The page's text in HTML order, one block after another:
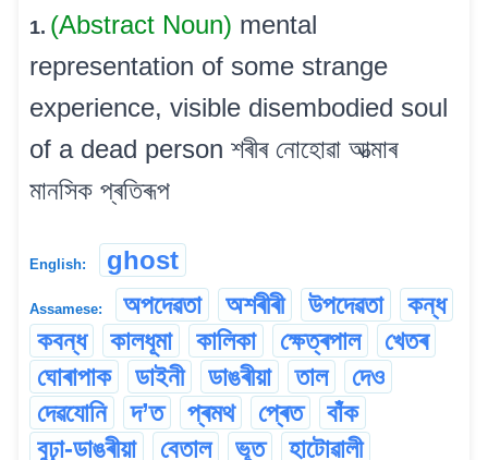
1. (Abstract Noun) mental
representation of some strange
experience, visible disembodied soul
of a dead person শৰীৰ নোহোৱা আত্মাৰ
মানসিক প্ৰতিৰূপ
English: ghost
Assamese: অপদেৱতা অশৰীৰী উপদেৱতা
কন্ধ
কবন্ধ
কালধূমা কালিকা ক্ষেত্ৰপাল
খেতৰ
ঘোৰাপাক
ডাইনী ডাঙৰীয়া তাল
দেও
দেৱযোনি
দ’ত প্ৰমথ প্ৰেত
বাঁক
বুঢ়া-ডাঙৰীয়া
বেতাল ভূত হাটোৱালী